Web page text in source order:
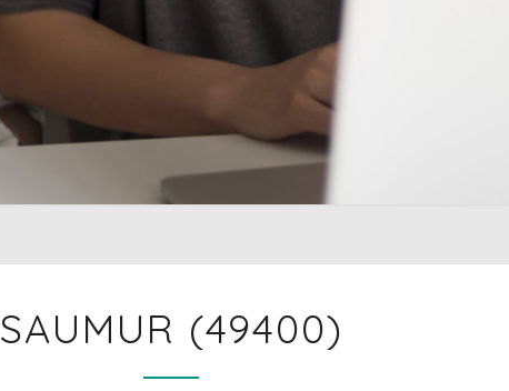
(49400)
SAUMUR (49400)